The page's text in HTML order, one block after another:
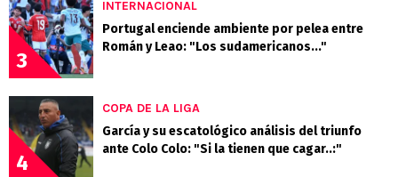
3
INTERNACIONAL
Portugal enciende ambiente por pelea entre
Román y Leao: "Los sudamericanos..."
4
COPA DE LA LIGA
García y su escatológico análisis del triunfo
ante Colo Colo: "Si la tienen que cagar..:"